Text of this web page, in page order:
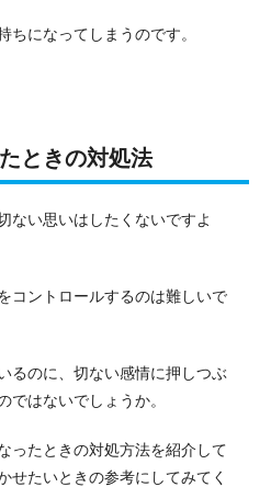
ちになってしまうのです。
ときの対処法
ない思いはしたくないですよ
コントロールするのは難しいで
るのに、切ない感情に押しつぶ
ではないでしょうか。
ったときの対処方法を紹介して
せたいときの参考にしてみてく